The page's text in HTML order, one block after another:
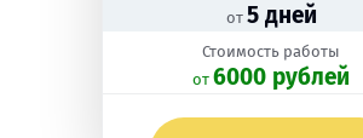
от 5 дней
Стоимость работы
oт 6000 рублей